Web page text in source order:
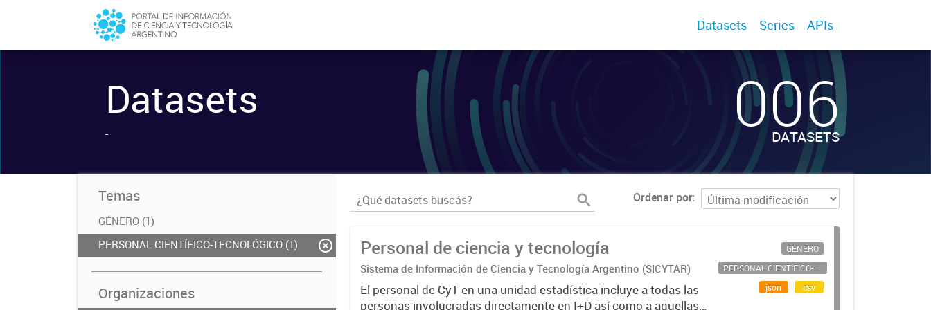
Datasets Series APIs
Datasets
- 006
DATASETS
Temas
GÉNERO (1)
PERSONAL CIENTÍFICO-TECNOLÓGICO (1)
Organizaciones
Ordenar por
Personal de ciencia y tecnología
Sistema de Información de Ciencia y Tecnología Argentino (SICYTAR)
El personal de CyT en una unidad estadística incluye a todas las
personas involucradas directamente en I+D así como a aquellas
GÉNERO
PERSONAL CIENTÍFICO-TECNOLÓGICO
json
csv